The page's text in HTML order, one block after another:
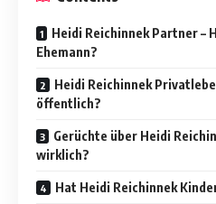
Heidi Reichinnek Partner –
Ehemann?
Heidi Reichinnek
öffentlich?
Gerüchte über Heidi
wirklich?
Hat Heidi Reichinnek